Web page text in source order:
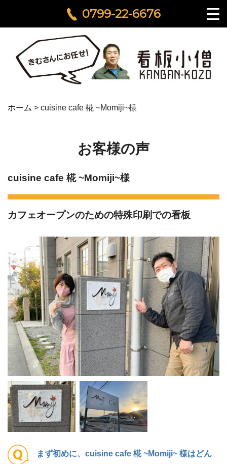
0799-22-6676
ホーム > cuisine cafe 椛 ~Momiji~様
お客様の声
cuisine cafe 椛 ~Momiji~様
カフェオープンのための特殊印刷での看板
まず初めに、cuisine cafe 椛 ~Momiji~ 様はどん